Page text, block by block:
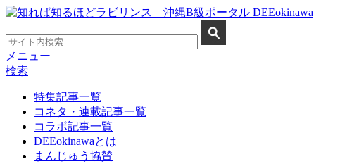
メニュー
検索
特集記事一覧
コネタ・連載記事一覧
コラボ記事一覧
DEEokinawaとは
まんじゅう協賛